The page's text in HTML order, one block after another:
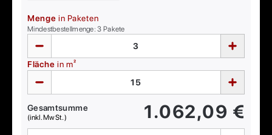
Menge in Paketen
Mindestbestellmenge:3 Pakete
Fläche in m²
Gesamtsumme
(inkl. MwSt.) 1.062,09 €